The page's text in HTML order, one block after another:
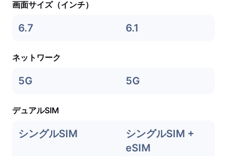
画面サイズ（インチ）
6.7 6.1
ネットワーク
5G 5G
デュアルSIM
シングルSIM
シングルSIM +
eSIM